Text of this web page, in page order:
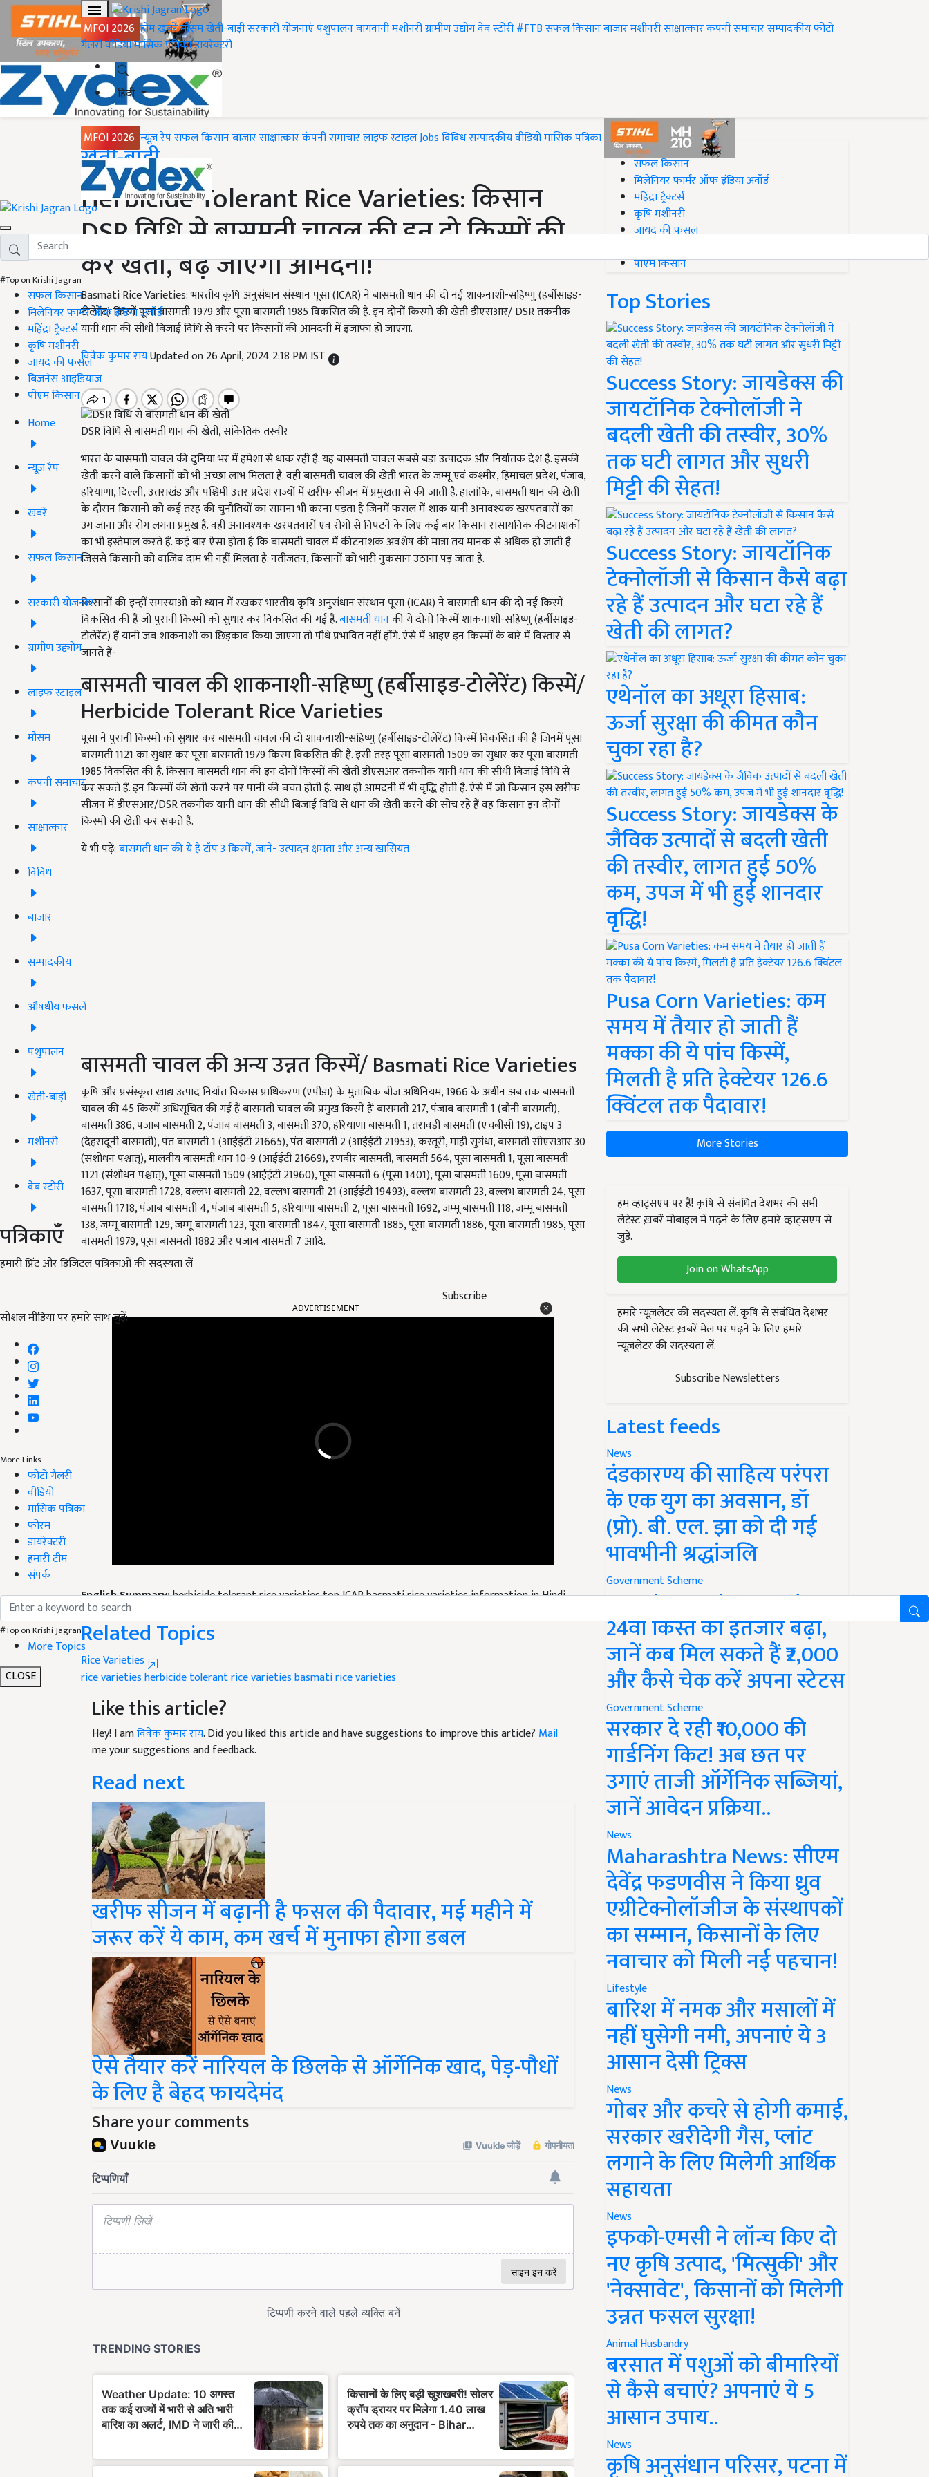
MFOI 2026 होमख़बरेंमौसमखेती-बाड़ीसरकारी योजनाएंपशुपालनबागवानीमशीनरीग्रामीण उद्योगवेब स्टोरी#FTBसफल किसानबाजारमशीनरीसाक्षात्कारकंपनी समाचारसम्पादकीयफोटो
गैलरीवीडियोमासिक पत्रिकाडायरेक्टरी
हिंदी
MFOI 2026 न्यूज़ रैपसफल किसानबाजारसाक्षात्कारकंपनी समाचारलाइफ स्टाइलJobsविविधसम्पादकीयवीडियोमासिक पत्रिका
#Top on Krishi Jagran
सफल किसान
मिलेनियर फार्मर ऑफ इंडिया अवॉर्ड
महिंद्रा ट्रैक्टर्स
कृषि मशीनरी
जायद की फसल
बिज़नेस आइडियाज
पीएम किसान
Home
न्यूज़ रैप
खबरें
सफल किसान
सरकारी योजनाएं
ग्रामीण उद्द्योग
लाइफ स्टाइल
मौसम
कंपनी समाचार
साक्षात्कार
विविध
बाजार
सम्पादकीय
औषधीय फसलें
पशुपालन
खेती-बाड़ी
मशीनरी
वेब स्टोरी
पत्रिकाएँ
हमारी प्रिंट और डिजिटल पत्रिकाओं की सदस्यता लें
Subscribe
सोशल मीडिया पर हमारे साथ जुड़ें:
More Links
फोटो गैलरी
वीडियो
मासिक पत्रिका
फोरम
डायरेक्टरी
हमारी टीम
संपर्क
#Top on Krishi Jagran
More Topics
CLOSE
Home
खेती-बाड़ी
Herbicide Tolerant Rice Varieties: किसान
DSR विधि से बासमती चावल की इन दो किस्मों की
करें खेती, बढ़ जाएगी आमदनी!
Basmati Rice Varieties: भारतीय कृषि अनुसंधान संस्थान पूसा (ICAR) ने बासमती धान की दो नई शाकनाशी-सहिष्णु (हर्बीसाइड-
टोलेरेंट) किस्में पूसा बासमती 1979 और पूसा बासमती 1985 विकसित की हैं. इन दोनों किस्मों की खेती डीएसआर/ DSR तकनीक
यानी धान की सीधी बिजाई विधि से करने पर किसानों की आमदनी में इजाफा हो जाएगा.
विवेक कुमार रायUpdated on 26 April, 2024 2:18 PM IST
DSR विधि से बासमती धान की खेती, सांकेतिक तस्वीर
भारत के बासमती चावल की दुनिया भर में हमेशा से धाक रही है. यह बासमती चावल सबसे बड़ा उत्पादक और निर्यातक देश है. इसकी
खेती करने वाले किसानों को भी अच्छा लाभ मिलता है. वही बासमती चावल की खेती भारत के जम्मू एवं कश्मीर, हिमाचल प्रदेश, पंजाब,
हरियाणा, दिल्ली, उत्तराखंड और पश्चिमी उत्तर प्रदेश राज्यों में खरीफ सीजन में प्रमुखता से की जाती है. हालांकि, बासमती धान की खेती
के दौरान किसानों को कई तरह की चुनौतियों का सामना भी करना पड़ता है जिनमें फसल में शाक यानी अनावश्यक खरपतवारों का
उग जाना और रोग लगना प्रमुख है. वही अनावश्यक खरपतवारों एवं रोगों से निपटने के लिए कई बार किसान रासायनिक कीटनाशकों
का भी इस्तेमाल करते हैं. कई बार ऐसा होता है कि बासमती चावल में कीटनाशक अवशेष की मात्रा तय मानक से अधिक हो जाती है
जिससे किसानों को वाजिब दाम भी नहीं मिलता है. नतीजतन, किसानों को भारी नुकसान उठाना पड़ जाता है.
किसानों की इन्हीं समस्याओं को ध्यान में रखकर भारतीय कृषि अनुसंधान संस्थान पूसा (ICAR) ने बासमती धान की दो नई किस्में
विकसित की हैं जो पुरानी किस्मों को सुधार कर विकसित की गई हैं.बासमती धानकी ये दोनों किस्में शाकनाशी-सहिष्णु (हर्बीसाइड-
टोलेरेंट) हैं यानी जब शाकनाशी का छिड़काव किया जाएगा तो पौधे प्रभावित नहीं होंगे. ऐसे में आइए इन किस्मों के बारे में विस्तार से
जानते हैं-
बासमती चावल की शाकनाशी-सहिष्णु (हर्बीसाइड-टोलेरेंट) किस्में/
Herbicide Tolerant Rice Varieties
पूसा ने पुरानी किस्मों को सुधार कर बासमती चावल की दो शाकनाशी-सहिष्णु (हर्बीसाइड-टोलेरेंट) किस्में विकसित की है जिनमें पूसा
बासमती 1121 का सुधार कर पूसा बासमती 1979 किस्म विकसित की है. इसी तरह पूसा बासमती 1509 का सुधार कर पूसा बासमती
1985 विकसित की है. किसान बासमती धान की इन दोनों किस्मों की खेती डीएसआर तकनीक यानी धान की सीधी बिजाई विधि से
कर सकते हैं. इन किस्मों की खेती करने पर पानी की बचत होती है. साथ ही आमदनी में भी वृद्धि होती है. ऐसे में जो किसान इस खरीफ
सीजन में डीएसआर/DSR तकनीक यानी धान की सीधी बिजाई विधि से धान की खेती करने की सोच रहे हैं वह किसान इन दोनों
किस्मों की खेती कर सकते हैं.
ये भी पढ़ें:बासमती धान की ये हैं टॉप 3 किस्में, जानें- उत्पादन क्षमता और अन्य खासियत
बासमती चावल की अन्य उन्नत किस्में/ Basmati Rice Varieties
कृषि और प्रसंस्कृत खाद्य उत्पाद निर्यात विकास प्राधिकरण (एपीडा) के मुताबिक बीज अधिनियम, 1966 के अधीन अब तक बासमती
चावल की 45 किस्में अधिसूचित की गई हैं बासमती चावल की प्रमुख किस्में हैंः बासमती 217, पंजाब बासमती 1 (बौनी बासमती),
बासमती 386, पंजाब बासमती 2, पंजाब बासमती 3, बासमती 370, हरियाणा बासमती 1, तरावड़ी बासमती (एचबीसी 19), टाइप 3
(देहरादूनी बासमती), पंत बासमती 1 (आईईटी 21665), पंत बासमती 2 (आईईटी 21953), कस्तूरी, माही सुगंधा, बासमती सीएसआर 30
(संशोधन पश्चात्), मालवीय बासमती धान 10-9 (आईईटी 21669), रणबीर बासमती, बासमती 564, पूसा बासमती 1, पूसा बासमती
1121 (संशोधन पश्चात्), पूसा बासमती 1509 (आईईटी 21960), पूसा बासमती 6 (पूसा 1401), पूसा बासमती 1609, पूसा बासमती
1637, पूसा बासमती 1728, वल्लभ बासमती 22, वल्लभ बासमती 21 (आईईटी 19493), वल्लभ बासमती 23, वल्लभ बासमती 24, पूसा
बासमती 1718, पंजाब बासमती 4, पंजाब बासमती 5, हरियाणा बासमती 2, पूसा बासमती 1692, जम्मू बासमती 118, जम्मू बासमती
138, जम्मू बासमती 129, जम्मू बासमती 123, पूसा बासमती 1847, पूसा बासमती 1885, पूसा बासमती 1886, पूसा बासमती 1985, पूसा
बासमती 1979, पूसा बासमती 1882 और पंजाब बासमती 7 आदि.
Published on:26 April 2024, 01:48 PM IST
Related Topics
Rice Varieties
rice varieties herbicide tolerant rice varieties
Like this article?
Hey! I amविवेक कुमार राय. Did you liked this article and have suggestions to improve this article?
me your suggestions and feedback.
Read next
खरीफ सीजन में बढ़ानी है फसल की पैदावार, मई महीने में
जरूर करें ये काम, कम खर्च में मुनाफा होगा डबल
ऐसे तैयार करें नारियल के छिलके से ऑर्गेनिक खाद, पेड़-पौधों
के लिए है बेहद फायदेमंद
Share your comments
#Top on Krishi Jagran
सफल किसान
मिलेनियर फार्मर ऑफ इंडिया अवॉर्ड
महिंद्रा ट्रैक्टर्स
कृषि मशीनरी
जायद की फसल
पीएम किसान
Top Stories
Success Story: जायडेक्स की
जायटॉनिक टेक्नोलॉजी ने
बदली खेती की तस्वीर, 30%
तक घटी लागत और सुधरी
मिट्टी की सेहत!
Success Story: जायटॉनिक
टेक्नोलॉजी से किसान कैसे बढ़ा
रहे हैं उत्पादन और घटा रहे हैं
खेती की लागत?
एथेनॉल का अधूरा हिसाब:
ऊर्जा सुरक्षा की कीमत कौन
चुका रहा है?
Success Story: जायडेक्स के
जैविक उत्पादों से बदली खेती
की तस्वीर, लागत हुई 50%
कम, उपज में भी हुई शानदार
वृद्धि!
Pusa Corn Varieties: कम
समय में तैयार हो जाती हैं
मक्का की ये पांच किस्में,
मिलती है प्रति हेक्टेयर 126.6
क्विंटल तक पैदावार!
More Stories
हम व्हाट्सएप पर हैं! कृषि से संबंधित देशभर की सभी
लेटेस्ट ख़बरें मोबाइल में पढ़ने के लिए हमारे व्हाट्सएप से
जुड़ें.
Join on WhatsApp
हमारे न्यूज़लेटर की सदस्यता लें. कृषि से संबंधित देशभर
की सभी लेटेस्ट ख़बरें मेल पर पढ़ने के लिए हमारे
न्यूज़लेटर की सदस्यता लें.
Subscribe Newsletters
Latest feeds
News
दंडकारण्य की साहित्य परंपरा
के एक युग का अवसान, डॉ
(प्रो). बी. एल. झा को दी गई
भावभीनी श्रद्धांजलि
Government Scheme
PM Kisan Yojana Update:
24वीं किस्त का इंतजार बढ़ा,
जानें कब मिल सकते हैं ₹2,000
और कैसे चेक करें अपना स्टेटस
Government Scheme
सरकार दे रही ₹10,000 की
गार्डनिंग किट! अब छत पर
उगाएं ताजी ऑर्गेनिक सब्जियां,
जानें आवेदन प्रक्रिया..
News
Maharashtra News: सीएम
देवेंद्र फडणवीस ने किया ध्रुव
एग्रीटेक्नोलॉजीज के संस्थापकों
का सम्मान, किसानों के लिए
नवाचार को मिली नई पहचान!
Lifestyle
बारिश में नमक और मसालों में
नहीं घुसेगी नमी, अपनाएं ये 3
आसान देसी ट्रिक्स
News
गोबर और कचरे से होगी कमाई,
सरकार खरीदेगी गैस, प्लांट
लगाने के लिए मिलेगी आर्थिक
सहायता
News
इफको-एमसी ने लॉन्च किए दो
नए कृषि उत्पाद, 'मित्सुकी' और
'नेक्सावेट', किसानों को मिलेगी
उन्नत फसल सुरक्षा!
Animal Husbandry
बरसात में पशुओं को बीमारियों
से कैसे बचाएं? अपनाएं ये 5
आसान उपाय..
News
कृषि अनुसंधान परिसर, पटना में